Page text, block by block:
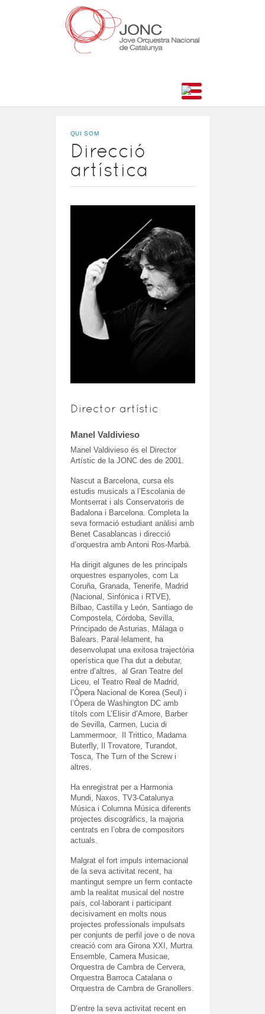
QUI SOM
Direcció
artística
Director artístic
Manel Valdivieso
Manel Valdivieso és el Director
Artístic de la JONC des de 2001.
Nascut a Barcelona, cursa els
estudis musicals a l’Escolania de
Montserrat i als Conservatoris de
Badalona i Barcelona. Completa la
seva formació estudiant anàlisi amb
Benet Casablancas i direcció
d’orquestra amb Antoni Ros-Marbà.
Ha dirigit algunes de les principals
orquestres espanyoles, com La
Coruña, Granada, Tenerife, Madrid
(Nacional, Sinfónica i RTVE),
Bilbao, Castilla y León, Santiago de
Compostela, Córdoba, Sevilla,
Principado de Asturias, Málaga o
Balears. Paral·lelament, ha
desenvolupat una exitosa trajectòria
operística que l’ha dut a debutar,
entre d’altres, al Gran Teatre del
Liceu, el Teatro Real de Madrid,
l’Òpera Nacional de Korea (Seul) i
l’Òpera de Washington DC amb
títols com L’Elisir d’Amore, Barber
de Sevilla, Carmen, Lucia di
Lammermoor, Il Trittico, Madama
Buterfly, Il Trovatore, Turandot,
Tosca, The Turn of the Screw i
altres.
Ha enregistrat per a Harmonia
Mundi, Naxos, TV3-Catalunya
Música i Columna Música diferents
projectes discogràfics, la majoria
centrats en l’obra de compositors
actuals.
Malgrat el fort impuls internacional
de la seva activitat recent, ha
mantingut sempre un ferm contacte
amb la realitat musical del nostre
país, col·laborant i participant
decisivament en molts nous
projectes professionals impulsats
per conjunts de perfil jove o de nova
creació com ara Girona XXI, Murtra
Ensemble, Camera Musicae,
Orquestra de Cambra de Cervera,
Orquestra Barroca Catalana o
Orquestra de Cambra de Granollers.
D’entre la seva activitat recent en